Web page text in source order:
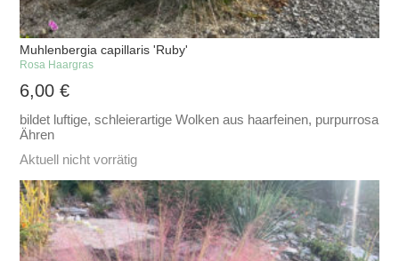
Muhlenbergia capillaris 'Ruby'
Rosa Haargras
6,00€
bildet luftige, schleierartige Wolken aus haarfeinen, purpurrosa
Ähren
Aktuell nicht vorrätig